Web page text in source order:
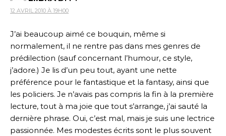
12 AVRIL 2010 À 19H00
J’ai beaucoup aimé ce bouquin, même si
normalement, il ne rentre pas dans mes genres de
prédilection (sauf concernant l’humour, ce style,
j’adore.) Je lis d’un peu tout, ayant une nette
préférence pour le fantastique et la fantasy, ainsi que
les policiers. Je n’avais pas compris la fin à la première
lecture, tout à ma joie que tout s’arrange, j’ai sauté la
dernière phrase. Oui, c’est mal, mais je suis une lectrice
passionnée. Mes modestes écrits sont le plus souvent